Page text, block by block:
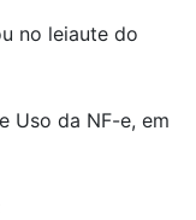
no leiaute do
Uso da NF-e, em